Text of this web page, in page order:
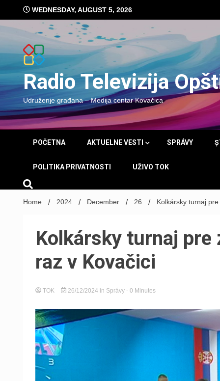
content
WEDNESDAY, AUGUST 5, 2026
Radio Televizija
Udruženje građana – Medija centar Kovačica
POČETNA AKTUELNE VESTI SPRÁVY
POLITIKA PRIVATNOSTI UŽIVO TOK
Home 2024 December 26 Kolkársky turnaj
Kolkársky turnaj pre
raz v Kovačici
TOK 26/12/2024 in Správy - 0 Minutes